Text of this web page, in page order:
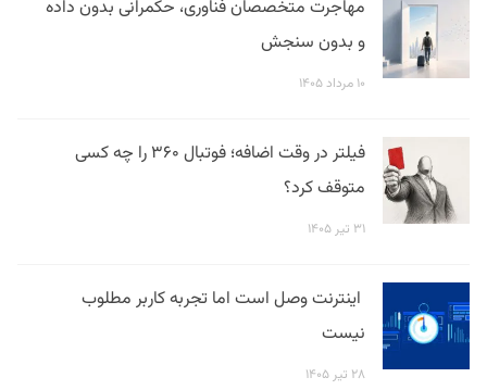
مهاجرت متخصصان فناوری، حکمرانی بدون داده
و بدون سنجش
۱۰ مرداد ۱۴۰۵
فیلتر در وقت اضافه؛ فوتبال ۳۶۰ را چه کسی
متوقف کرد؟
۳۱ تیر ۱۴۰۵
اینترنت وصل است اما تجربه کاربر مطلوب
نیست
۲۸ تیر ۱۴۰۵